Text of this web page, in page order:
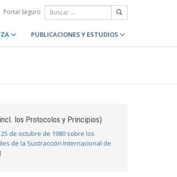
Portal Seguro
PUBLICACIONES Y ESTUDIOS
los Protocolos y Principios)
de octubre de 1980 sobre los
de la Sustracción Internacional de